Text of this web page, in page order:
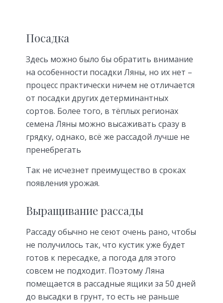
Посадка
Здесь можно было бы обратить внимание
на особенности посадки Ляны, но их нет –
процесс практически ничем не отличается
от посадки других детерминантных
сортов. Более того, в тёплых регионах
семена Ляны можно высаживать сразу в
грядку, однако, всё же рассадой лучше не
пренебрегать
Так не исчезнет преимущество в сроках
появления урожая.
Выращивание рассады
Рассаду обычно не сеют очень рано, чтобы
не получилось так, что кустик уже будет
готов к пересадке, а погода для этого
совсем не подходит. Поэтому Ляна
помещается в рассадные ящики за 50 дней
до высадки в грунт, то есть не раньше